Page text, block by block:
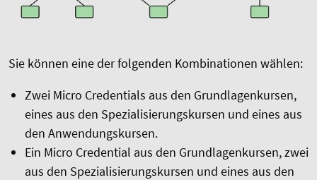
Sie können eine der folgenden Kombinationen wählen:
Zwei Micro Credentials aus den Grundlagenkursen,
eines aus den Spezialisierungskursen und eines aus
den Anwendungskursen.
Ein Micro Credential aus den Grundlagenkursen, zwei
aus den Spezialisierungskursen und eines aus den